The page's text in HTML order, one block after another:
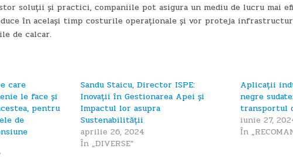
soluții și practici, companiile pot asigura un mediu de lucru mai
în același timp costurile operaționale și vor proteja
de calcar.
care
le face și
pentru
de
Sandu Staicu, Director ISPE:
Inovații în Gestionarea Apei și
Impactul lor asupra
Sustenabilității
aprilie 26, 2024
În „DIVERSE”
Aplicații
negre
transportul
iunie 27,
În